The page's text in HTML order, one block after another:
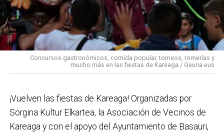
Concursos gastronómicos, comida popular, torneos, romerías y
mucho más en las fiestas de Kareaga / Geuria.eus
¡Vuelven las fiestas de Kareaga! Organizadas por
Sorgina Kultur Elkartea, la Asociación de Vecinos de
Kareaga y con el apoyo del Ayuntamiento de Basauri,